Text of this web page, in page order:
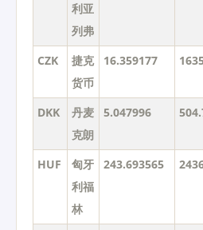
利亚
列弗
CZK
捷克
货币
16.359177
DKK
丹麦
克朗
5.047996
HUF
匈牙
利福
林
243.693565